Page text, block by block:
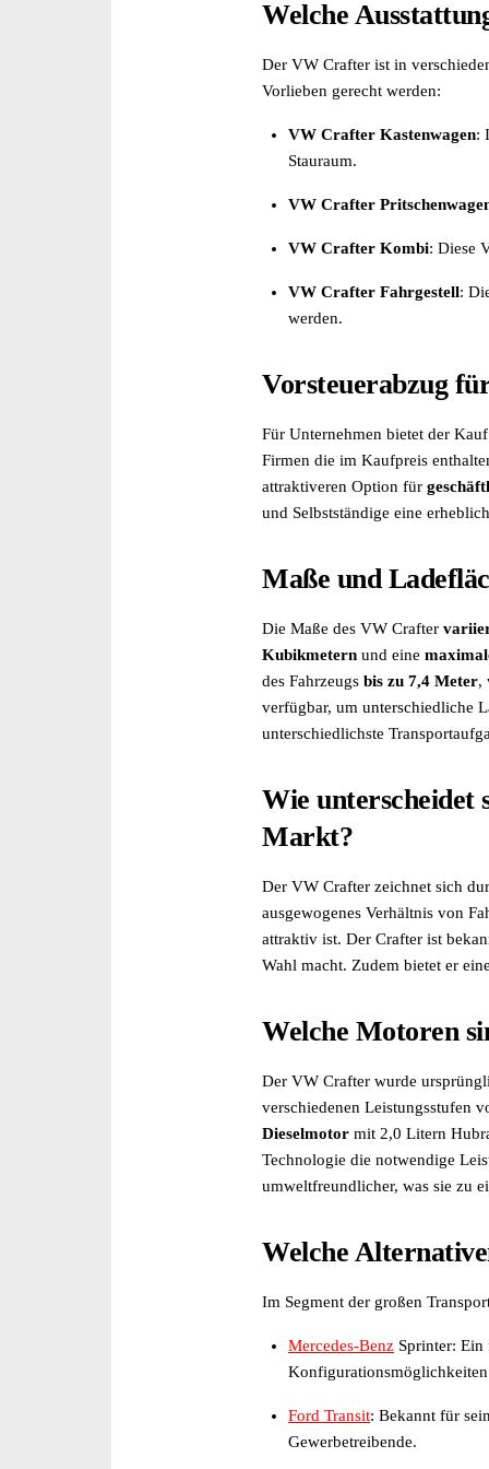
Innenspiegel automatisch abblendend (1)
Seitenspiegel elektrisch anklappbar (1)
Zentralverriegelung mit Funkfernbedienung (3)
Welche
Der VW Crafter ist in
Vorlieben gerecht werden:
VW Crafter Kastenwagen:
Stauraum.
VW Crafter
VW Crafter Kombi: Diese
VW Crafter Fahrgestell:
werden.
Vorsteuerabzug
Für Unternehmen bietet der
Firmen die im Kaufpreis
attraktiveren Option für
und Selbstständige eine
Maße und
Die Maße des VW Crafter
Kubikmetern und eine
des Fahrzeugs bis zu 7,4 Meter,
verfügbar, um unterschiedliche
unterschiedlichste
Wie
Markt?
Der VW Crafter zeichnet sich
ausgewogenes Verhältnis von
attraktiv ist. Der Crafter ist
Wahl macht. Zudem bietet er
Welche Motoren
Der VW Crafter wurde
verschiedenen Leistungsstufen
Dieselmotor mit 2,0 Litern
Technologie die notwendige
umweltfreundlicher, was sie zu
Welche
Im Segment der großen
Mercedes-Benz Sprinter: Ein
Konfigurationsmöglichkeiten
Ford Transit: Bekannt für
Gewerbetreibende.